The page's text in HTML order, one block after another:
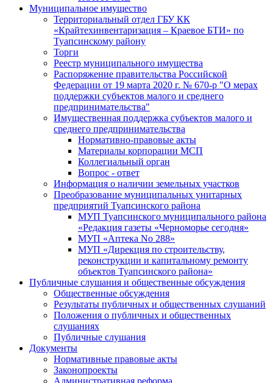
Муниципальное имущество
Территориальный отдел ГБУ КК
«Крайтехинвентаризация – Краевое БТИ» по
Туапсинскому району
Торги
Реестр муниципального имущества
Распоряжение правительства Российской
Федерации от 19 марта 2020 г. № 670-р "О мерах
поддержки субъектов малого и среднего
предпринимательства"
Имущественная поддержка субъектов малого и
среднего предпринимательства
Нормативно-правовые акты
Материалы корпорации МСП
Коллегиальный орган
Вопрос - ответ
Информация о наличии земельных участков
Преобразование муниципальных унитарных
предприятий Туапсинского района
МУП Туапсинского муниципального района
«Редакция газеты «Черноморье сегодня»
МУП «Аптека No 288»
МУП «Дирекция по строительству,
реконструкции и капитальному ремонту
объектов Туапсинского района»
Публичные слушания и общественные обсуждения
Общественные обсуждения
Результаты публичных и общественных слушаний
Положения о публичных и общественных
слушаниях
Публичные слушания
Документы
Нормативные правовые акты
Законопроекты
Административная реформа